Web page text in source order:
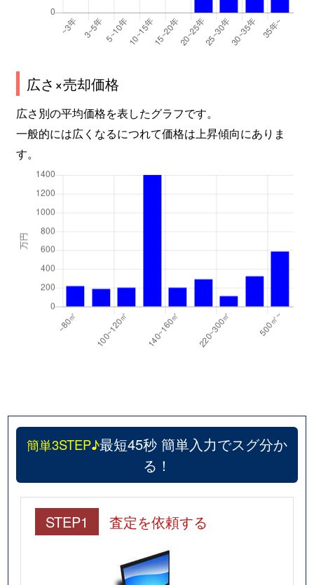
広さ×売却価格
広さ別の平均価格を表したグラフです。
一般的には広くなるにつれて価格は上昇傾向にありま
す。
簡単3STEP♪最短45秒 簡単入力でスグ分か
る！
STEP1 査定を依頼する